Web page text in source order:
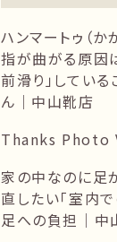
ハンマートゥ（か
指が曲がる原因
前滑り」してい
ん｜中山靴店
Thanks Photo
家の中なのに足
直したい「室内
足への負担｜中